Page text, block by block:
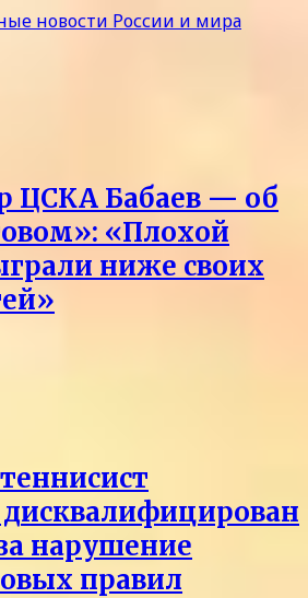
ЦСКА Бабаев — об
«Плохой
ниже своих
нарушение
правил